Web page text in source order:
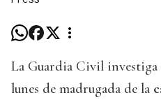
La Guardia Civil investiga
lunes de madrugada de la